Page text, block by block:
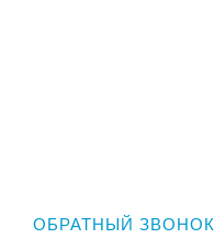
ОБРАТНЫЙ ЗВОНОК